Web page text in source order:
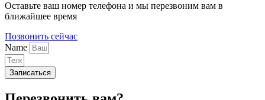
Оставьте ваш номер телефона и мы перезвоним вам в
ближайшее время
Позвонить сейчас
Name
Записаться